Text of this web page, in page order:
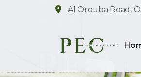
Al Orouba Road,